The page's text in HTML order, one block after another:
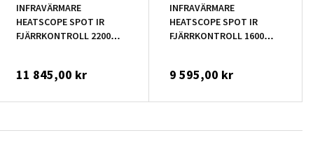
INFRAVÄRMARE
HEATSCOPE SPOT IR
FJÄRRKONTROLL 2200W
11 845,00 kr
INFRAVÄRMARE
HEATSCOPE SPOT IR
FJÄRRKONTROLL 1600W
9 595,00 kr